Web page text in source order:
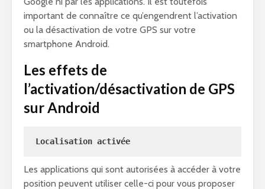
important de connaître ce qu’engendrent l’activation
ou la désactivation de votre GPS sur votre
smartphone Android.
Les effets de
l’activation/désactivation de GPS
sur Android
Localisation activée
Les applications qui sont autorisées à accéder à votre
position peuvent utiliser celle-ci pour vous proposer